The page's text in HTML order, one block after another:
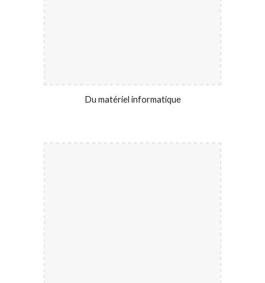
Du matériel informatique